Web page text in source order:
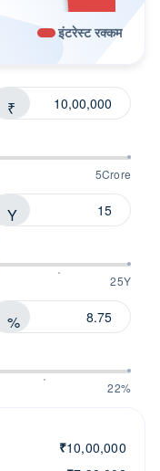
इंटरेस्ट रक्कम
₹
5Crore
Y
25Y
%
22%
₹10,00,000